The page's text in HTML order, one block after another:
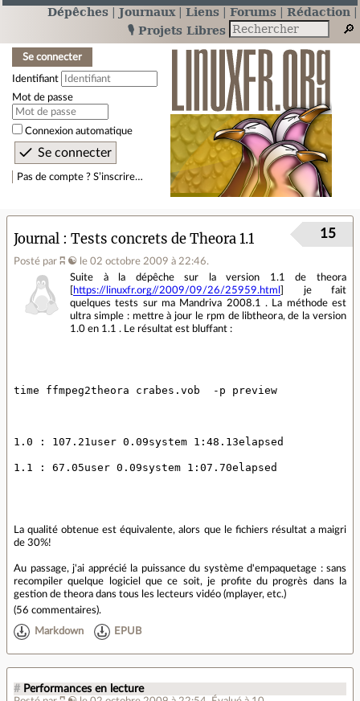
Dépêches Journaux Liens Forums
Rédaction
🎙️ Projets Libres
Se connecter
Identifiant
Mot de passe
Connexion automatique
Pas de compte ? S’inscrire…
Journal Tests concrets de Theora 1.1
Posté par ʭ ☯ le 02 octobre 2009 à 22:46.
15
Suite à la dépêche sur la version 1.1 de theora
https://linuxfr.org//2009/09/26/25959.html
] je fait
quelques tests sur ma Mandriva 2008.1 . La méthode est
ultra simple : mettre à jour le rpm de libtheora, de la version
1.0 en 1.1 . Le résultat est bluffant :
time ffmpeg2theora crabes.vob  -p preview
1.0 : 107.21user 0.09system 1:48.13elapsed
1.1 : 67.05user 0.09system 1:07.70elapsed
La qualité obtenue est équivalente, alors que le fichiers résultat a maigri
de 30%!
Au passage, j'ai apprécié la puissance du système d'empaquetage : sans
recompiler quelque logiciel que ce soit, je profite du progrès dans la
gestion de theora dans tous les lecteurs vidéo (mplayer, etc.)
(56 commentaires).
Markdown EPUB
# Performances en lecture